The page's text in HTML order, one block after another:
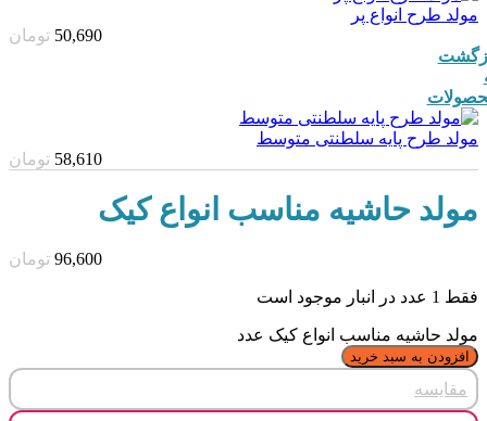
مولد طرح انواع پر
50,690 تومان
مولد طرح پایه سلطنتی متوسط
58,610 تومان
مولد حاشیه مناسب انواع کیک
96,600 تومان
فقط 1 عدد در انبار موجود است
مولد حاشیه مناسب انواع کیک عدد
افزودن به سبد خرید
مقایسه